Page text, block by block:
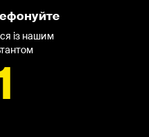
із нашим